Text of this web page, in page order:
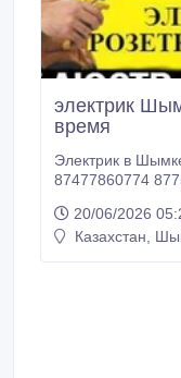
электрик
время
Электрик в Шымкенте сот,
87477860774 87759560260 дом 321917 срочный
выключателей , розеток , установка и демонтаж
оборудования 220-380
20/06/2026
Казахстан,